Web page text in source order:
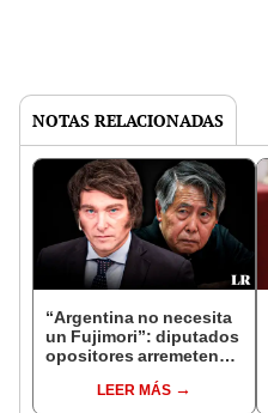
NOTAS RELACIONADAS
“Argentina no necesita
un Fujimori”: diputados
opositores arremeten
LEER MÁS